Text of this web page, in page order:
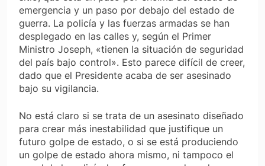
emergencia y un paso por debajo del estado de
guerra. La policía y las fuerzas armadas se han
desplegado en las calles y, según el Primer
Ministro Joseph, «tienen la situación de seguridad
del país bajo control». Esto parece difícil de creer,
dado que el Presidente acaba de ser asesinado
bajo su vigilancia.
No está claro si se trata de un asesinato diseñado
para crear más inestabilidad que justifique un
futuro golpe de estado, o si se está produciendo
un golpe de estado ahora mismo, ni tampoco el